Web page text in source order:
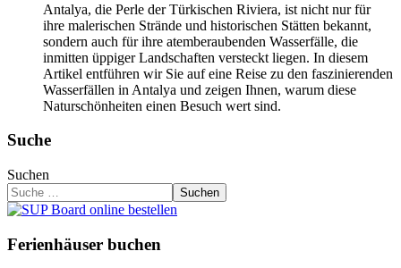
Antalya, die Perle der Türkischen Riviera, ist nicht nur für
ihre malerischen Strände und historischen Stätten bekannt,
sondern auch für ihre atemberaubenden Wasserfälle, die
inmitten üppiger Landschaften versteckt liegen. In diesem
Artikel entführen wir Sie auf eine Reise zu den faszinierenden
Wasserfällen in Antalya und zeigen Ihnen, warum diese
Naturschönheiten einen Besuch wert sind.
Suche
Suchen
Suchen
Ferienhäuser buchen